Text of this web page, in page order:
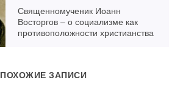
Священномученик Иоанн
Восторгов – о социализме как
противоположности христианства
ПОХОЖИЕ ЗАПИСИ